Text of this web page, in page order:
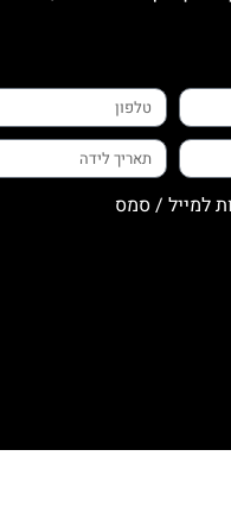
למייל / סמס